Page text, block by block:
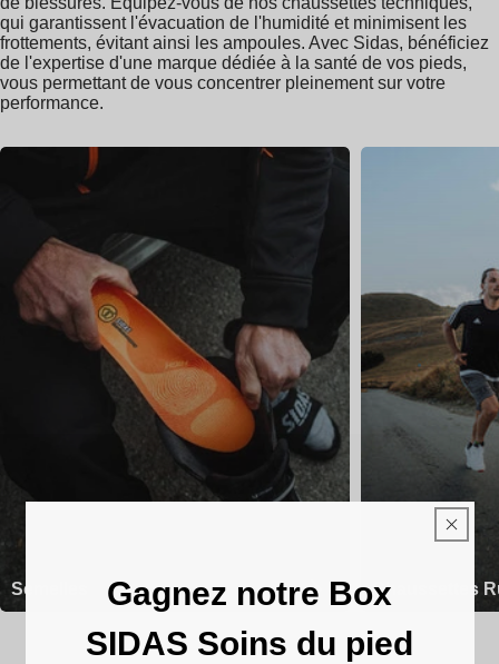
qui garantissent l'évacuation de l'humidité et minimisent les
frottements, évitant ainsi les ampoules. Avec Sidas, bénéficiez
de l'expertise d'une marque dédiée à la santé de vos pieds,
vous permettant de vous concentrer pleinement sur votre
performance.
Semelles Chaussettes
Gagnez notre Box
SIDAS Soins du pied